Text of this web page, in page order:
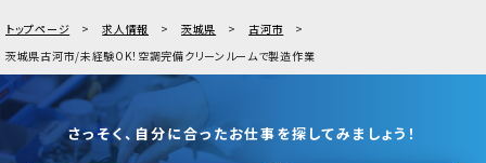
トップページ 求人情報 茨城県
古河市
茨城県古河市/未経験OK！空調完備クリーンルームで製造作業
さっそく、自分に合ったお仕事を探してみましょう！